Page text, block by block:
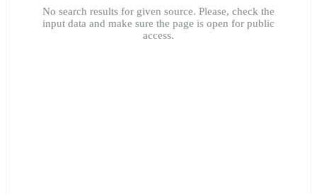
No search results for given source. Please, check the
input data and make sure the page is open for public
access.